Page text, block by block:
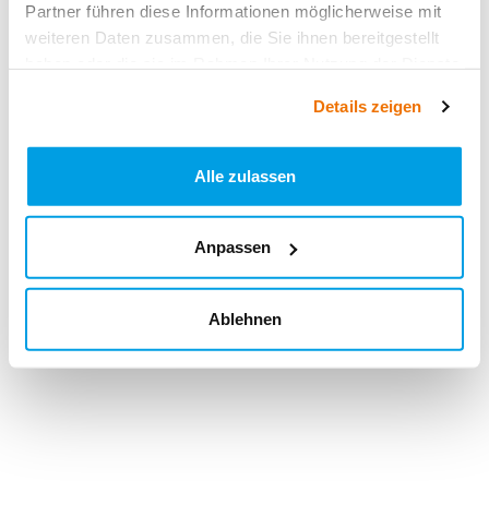
Partner führen diese Informationen möglicherweise mit
weiteren Daten zusammen, die Sie ihnen bereitgestellt
Details zeigen
Alle zulassen
Anpassen
Ablehnen